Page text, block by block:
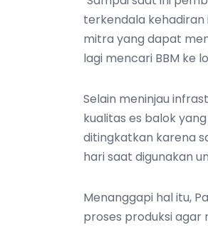
terkendala
mitra yang dapat
lagi mencari BBM ke
Selain meninjau
kualitas es balok
ditingkatkan karena
hari saat digunakan
Menanggapi hal itu,
proses produksi agar